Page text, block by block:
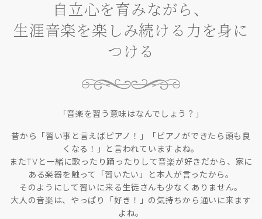
自立心を育みながら、
生涯音楽を楽しみ続ける力を身に
つける
「音楽を習う意味はなんでしょう？」
昔から「習い事と言えばピアノ！」「ピアノができたら頭も良
くなる！」と言われていますよね。
またTVと一緒に歌ったり踊ったりして音楽が好きだから、家に
ある楽器を触って「習いたい」と本人が言ったから。
そのようにして習いに来る生徒さんも少なくありません。
大人の音楽は、やっぱり「好き！」の気持ちから通いに来ます
よね。